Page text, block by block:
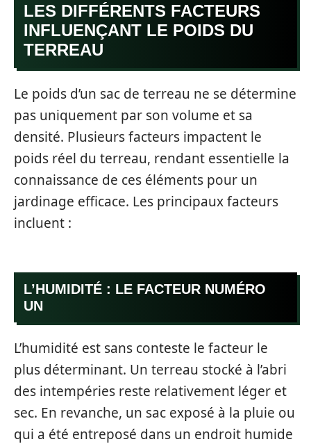
LES DIFFÉRENTS FACTEURS
INFLUENÇANT LE POIDS DU
TERREAU
Le poids d’un sac de terreau ne se détermine
pas uniquement par son volume et sa
densité. Plusieurs facteurs impactent le
poids réel du terreau, rendant essentielle la
connaissance de ces éléments pour un
jardinage efficace. Les principaux facteurs
incluent :
L’HUMIDITÉ : LE FACTEUR NUMÉRO
UN
L’humidité est sans conteste le facteur le
plus déterminant. Un terreau stocké à l’abri
des intempéries reste relativement léger et
sec. En revanche, un sac exposé à la pluie ou
qui a été entreposé dans un endroit humide